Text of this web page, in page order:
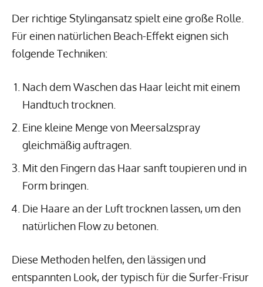
Der richtige Stylingansatz spielt eine große Rolle.
Für einen natürlichen Beach-Effekt eignen sich
folgende Techniken:
Nach dem Waschen das Haar leicht mit einem
Handtuch trocknen.
Eine kleine Menge von Meersalzspray
gleichmäßig auftragen.
Mit den Fingern das Haar sanft toupieren und in
Form bringen.
Die Haare an der Luft trocknen lassen, um den
natürlichen Flow zu betonen.
Diese Methoden helfen, den lässigen und
entspannten Look, der typisch für die Surfer-Frisur